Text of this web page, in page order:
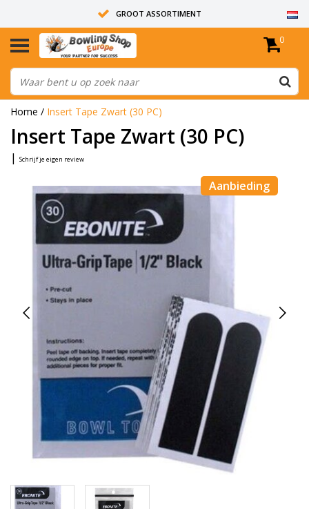
GROOT ASSORTIMENT
14 DAGEN RETOUR RECHT
ALLE BOWLINGBALLEN ZIJN ONGEBOORD
0
Home / Insert Tape Zwart (30 PC)
Insert Tape Zwart (30 PC)
| Schrijf je eigen review
Aanbieding